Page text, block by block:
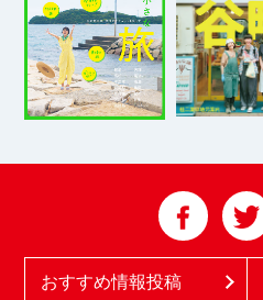
おすすめ情報投稿